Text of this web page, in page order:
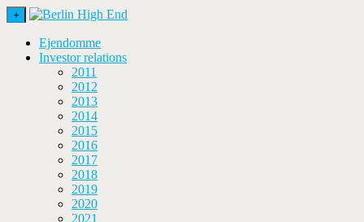
+
Ejendomme
Investor relations
2011
2012
2013
2014
2015
2016
2017
2018
2019
2020
2021